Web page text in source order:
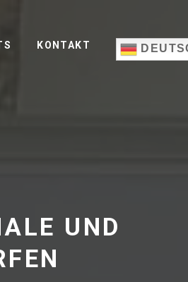
KONTAKT
UND